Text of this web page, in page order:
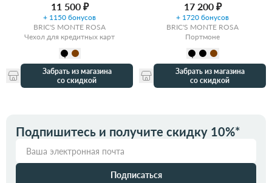
11 500 ₽
+ 1150 бонусов
BRIC'S MONTE ROSA
Чехол для кредитных карт
Забрать из магазина
со скидкой
17 200 ₽
+ 1720 бонусов
BRIC'S MONTE ROSA
Портмоне
Забрать из магазина
со скидкой
Подпишитесь и получите скидку 10%*
Подписаться